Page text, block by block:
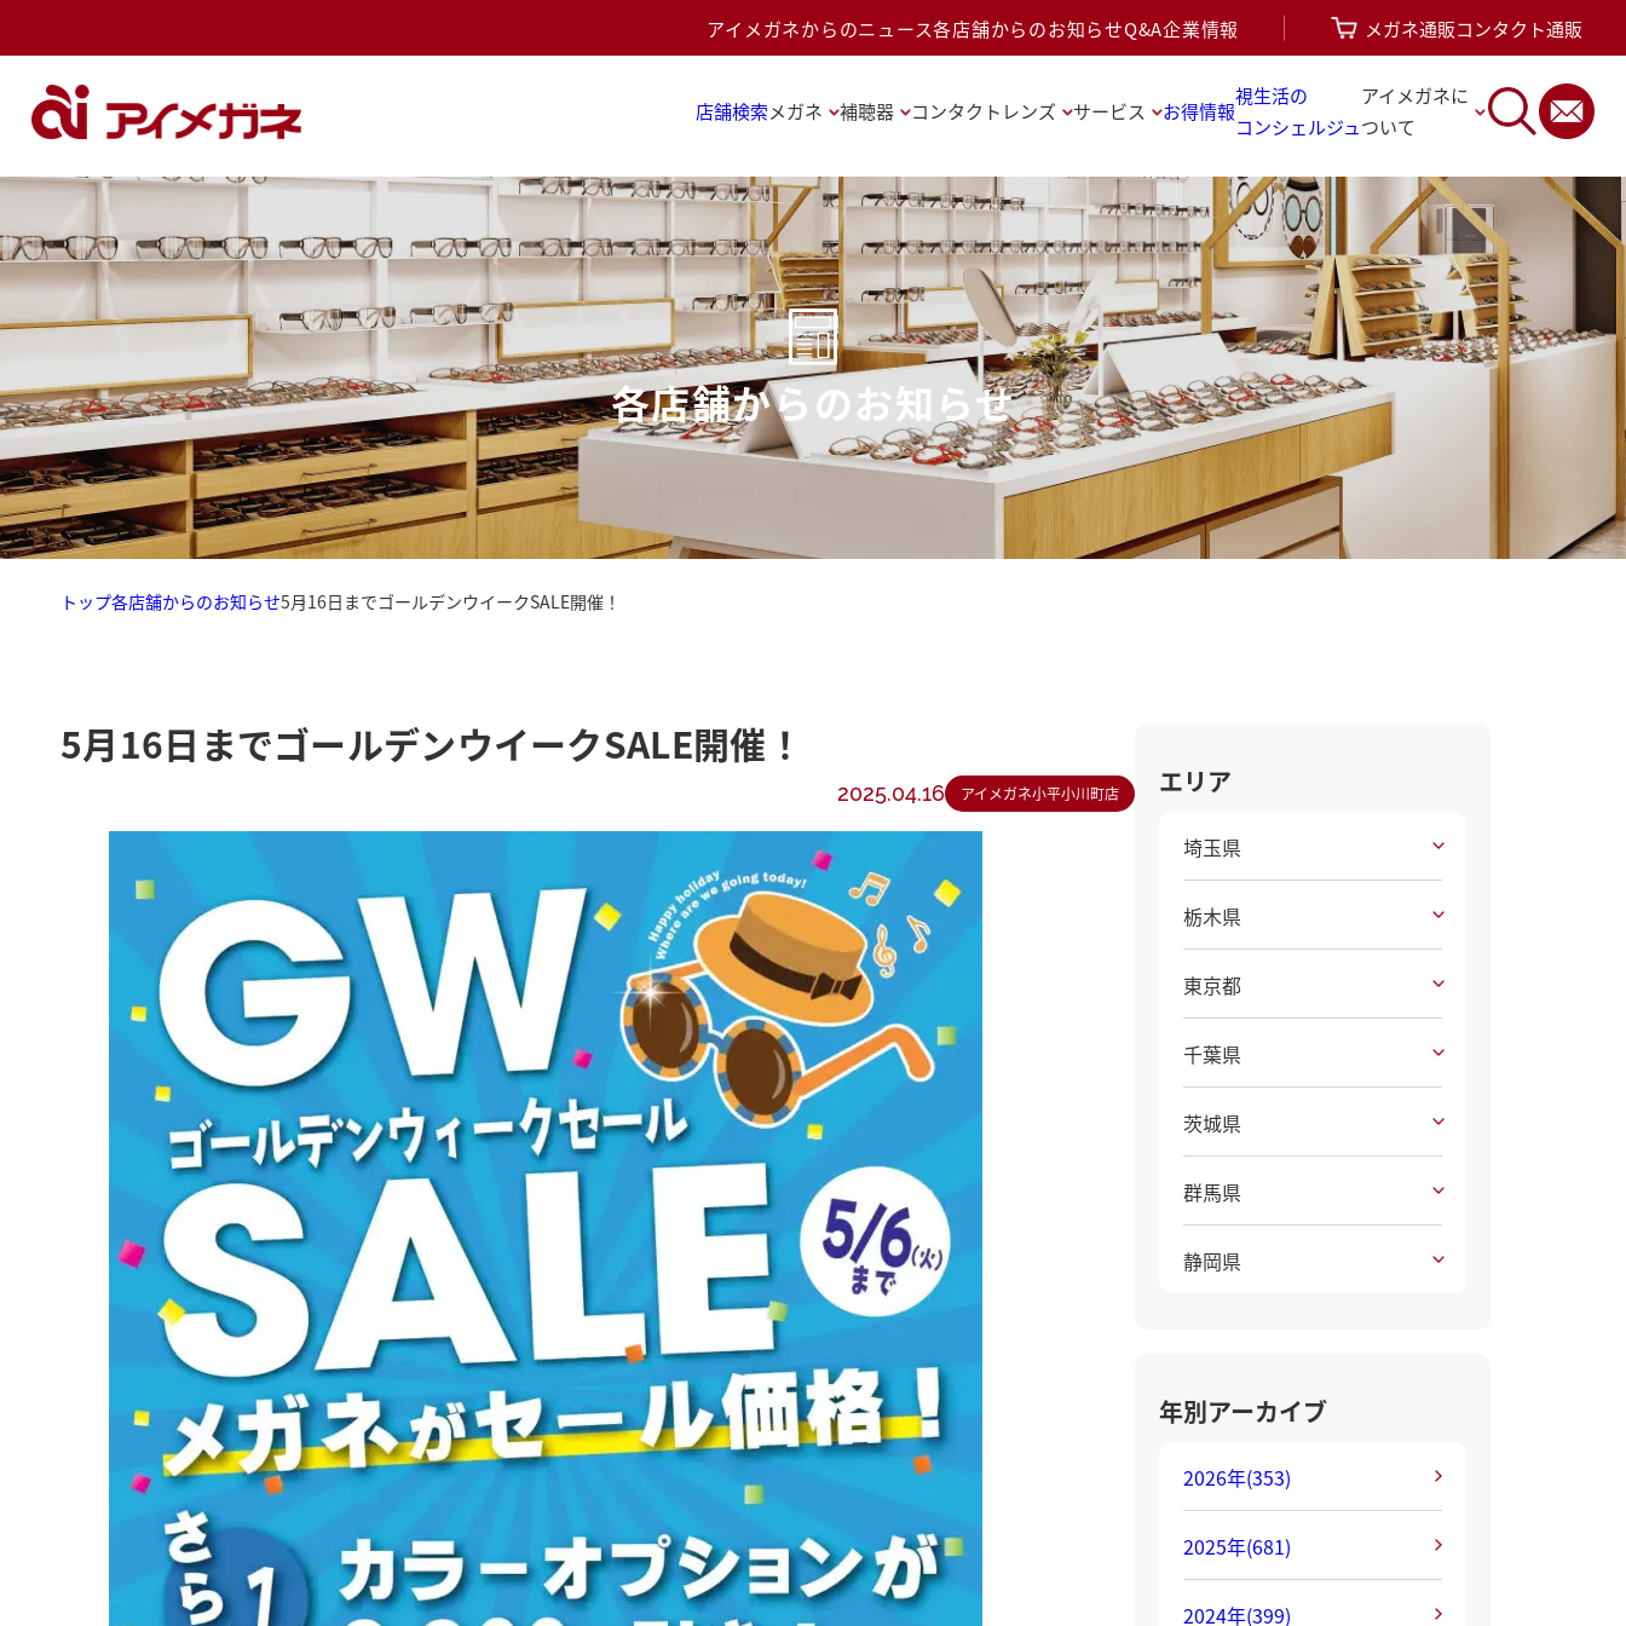
アイメガネからのニュース各店舗からのお知らせQ&A企業情報 メガネ通販コンタクト通販
店舗検索メガネ 補聴器 コンタクトレンズ サービス お得情報
視生活の
コンシェルジュ
アイメガネに
ついて
各店舗からのお知らせ
トップ各店舗からのお知らせ5月16日までゴールデンウイークSALE開催！
5月16日までゴールデンウイークSALE開催！
2025.04.16 アイメガネ小平小川町店 エリア
埼玉県
栃木県
東京都
千葉県
茨城県
群馬県
静岡県
年別アーカイブ
2026年(353)
2025年(681)
2024年(399)